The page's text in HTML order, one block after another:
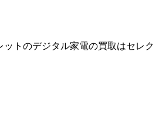
ットのデジタル家電の買取はセレク